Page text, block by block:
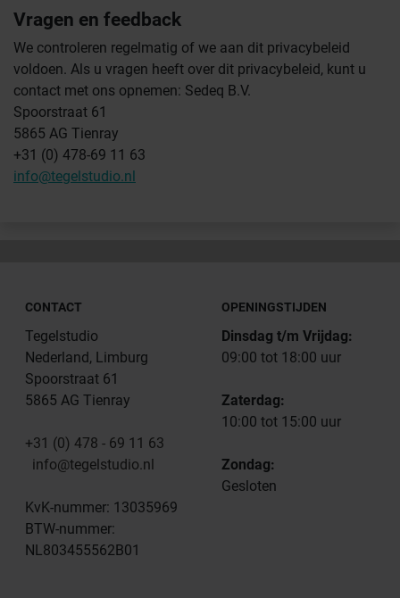
Vragen en feedback
We controleren regelmatig of we aan dit privacybeleid
voldoen. Als u vragen heeft over dit privacybeleid, kunt u
contact met ons opnemen: Sedeq B.V.
Spoorstraat 61
5865 AG Tienray
+31 (0) 478-69 11 63
info@tegelstudio.nl
CONTACT
Tegelstudio
Nederland, Limburg
Spoorstraat 61
5865 AG Tienray
+31 (0) 478 - 69 11 63
info@tegelstudio.nl
KvK-nummer: 13035969
BTW-nummer:
NL803455562B01
OPENINGSTIJDEN
Dinsdag t/m Vrijdag:
09:00 tot 18:00 uur
Zaterdag:
10:00 tot 15:00 uur
Zondag:
Gesloten